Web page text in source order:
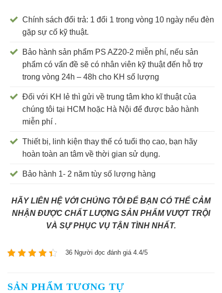
Chính sách đổi trả: 1 đổi 1 trong vòng 10 ngày nếu đèn
gặp sự cố kỹ thuật.
Bảo hành sản phẩm PS AZ20-2 miễn phí, nếu sản
phẩm có vấn đề sẽ có nhân viên kỹ thuật đến hỗ trợ
trong vòng 24h – 48h cho KH số lượng
Đối với KH lẻ thì gửi về trung tâm kho kĩ thuật của
chúng tôi tại HCM hoặc Hà Nội để được bảo hành
miễn phí .
Thiết bị, linh kiện thay thế có tuổi thọ cao, bạn hãy
hoàn toàn an tâm về thời gian sử dụng.
Bảo hành 1- 2 năm tùy số lượng hàng
HÃY LIÊN HỆ VỚI CHÚNG TÔI ĐỂ BẠN CÓ THỂ CẢM
NHẬN ĐƯỢC CHẤT LƯỢNG SẢN PHẨM VƯỢT TRỘI
VÀ SỰ PHỤC VỤ TẬN TÌNH NHẤT.
36 Người đọc đánh giá 4.4/5
SẢN PHẨM TƯƠNG TỰ